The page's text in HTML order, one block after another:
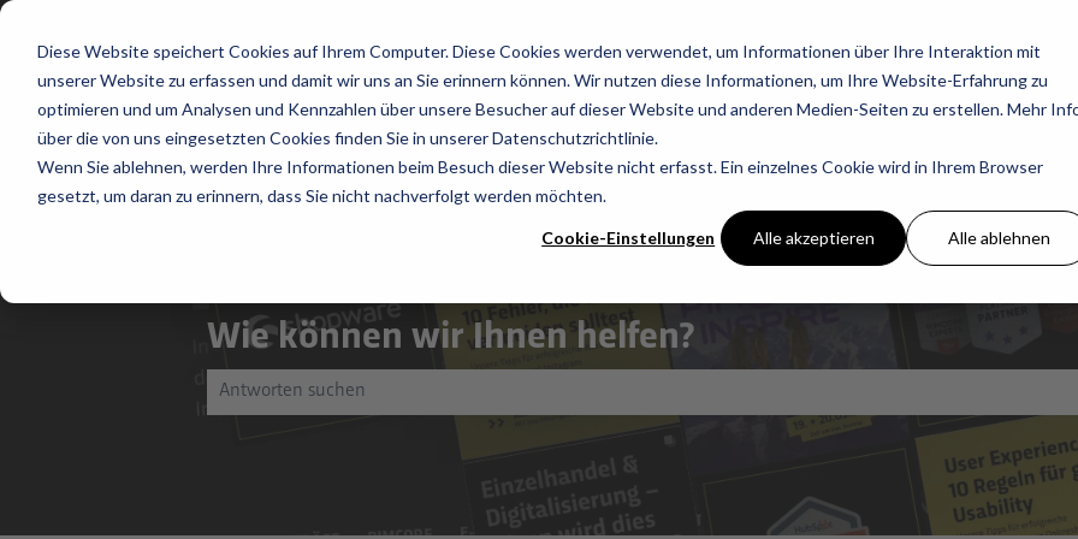
Diese Website speichert Cookies auf Ihrem Computer. Diese Cookies werden verwendet, um Informationen über Ihre Interaktion mit
unserer Website zu erfassen und damit wir uns an Sie erinnern können. Wir nutzen diese Informationen, um Ihre Website-Erfahrung zu
optimieren und um Analysen und Kennzahlen über unsere Besucher auf dieser Website und anderen Medien-Seiten zu erstellen. Mehr
über die von uns eingesetzten Cookies finden Sie in unserer Datenschutzrichtlinie.
Wenn Sie ablehnen, werden Ihre Informationen beim Besuch dieser Website nicht erfasst. Ein einzelnes Cookie wird in Ihrem Browser
gesetzt, um daran zu erinnern, dass Sie nicht nachverfolgt werden möchten.
Cookie-Einstellungen Alle akzeptieren Alle ablehnen
Wie können wir Ihnen helfen?